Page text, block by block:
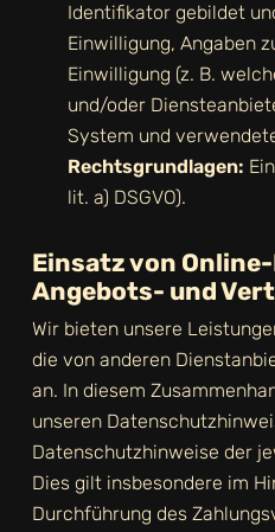
Identifikator gebildet
Einwilligung, Angaben
Einwilligung (z. B.
und/oder
System und
Rechtsgrundlagen:
lit. a) DSGVO).
Einsatz von
Angebots- und
Wir bieten unsere
die von anderen
an. In diesem
unseren
Datenschutzhinweise der
Dies gilt insbesondere im
Durchführung des